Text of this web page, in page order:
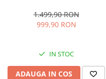
reglabil, Iluminare LED,
Suprafata Inox antiamprenta,
1.499,90 RON
999,90 RON
IN STOC
ADAUGA IN COS